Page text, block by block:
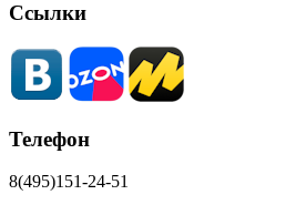
Ссылки
Телефон
8(495)151-24-51